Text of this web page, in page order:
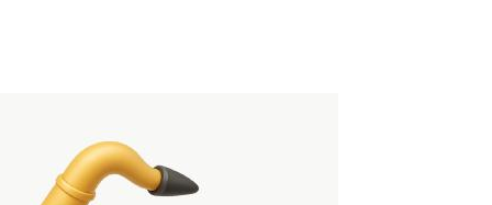
腳步踩不準
2026年02月06日·885 字·2 分鐘